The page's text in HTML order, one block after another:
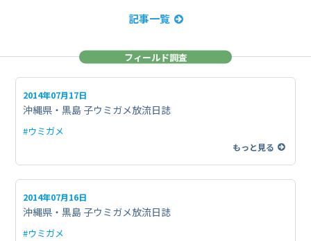
記事一覧
フィールド調査
2014年07月17日
沖縄県・黒島 子ウミガメ放流日誌
#ウミガメ
もっと見る
2014年07月16日
沖縄県・黒島 子ウミガメ放流日誌
#ウミガメ